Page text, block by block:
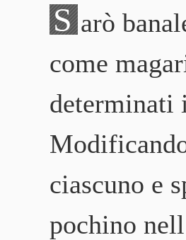
S arò
come
determinati
ciascuno e
pochino